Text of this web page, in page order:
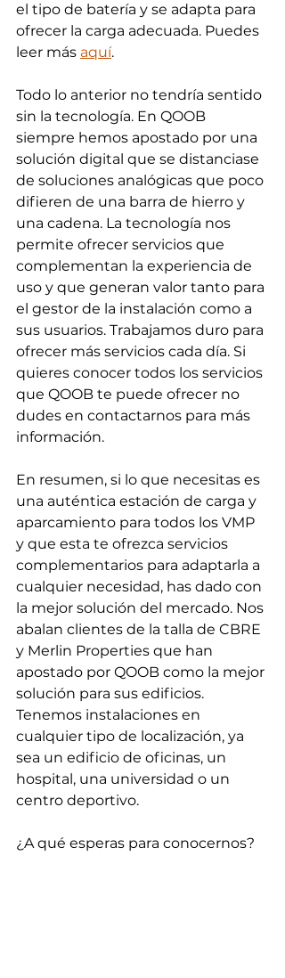
el tipo de batería y se adapta para
ofrecer la carga adecuada. Puedes
leer más aquí.
Todo lo anterior no tendría sentido
sin la tecnología. En QOOB
siempre hemos apostado por una
solución digital que se distanciase
de soluciones analógicas que poco
difieren de una barra de hierro y
una cadena. La tecnología nos
permite ofrecer servicios que
complementan la experiencia de
uso y que generan valor tanto para
el gestor de la instalación como a
sus usuarios. Trabajamos duro para
ofrecer más servicios cada día. Si
quieres conocer todos los servicios
que QOOB te puede ofrecer no
dudes en contactarnos para más
información.
En resumen, si lo que necesitas es
una auténtica estación de carga y
aparcamiento para todos los VMP
y que esta te ofrezca servicios
complementarios para adaptarla a
cualquier necesidad, has dado con
la mejor solución del mercado. Nos
abalan clientes de la talla de CBRE
y Merlin Properties que han
apostado por QOOB como la mejor
solución para sus edificios.
Tenemos instalaciones en
cualquier tipo de localización, ya
sea un edificio de oficinas, un
hospital, una universidad o un
centro deportivo.
¿A qué esperas para conocernos?